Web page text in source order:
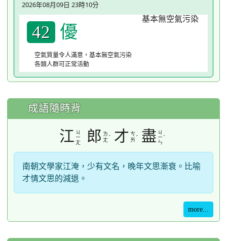
2026年08月09日 23時10分
42 優
空氣質量令人滿意，基本無空氣污染
各類人群可正常活動
成語隨時背
江 ㄐ
ㄧ
ㄤ
郎 ㄌ
ㄤˊ 才 ㄘ
ㄞˊ 盡 ㄐ
ㄧ
ㄣ
ˋ
南朝文學家江淹，少有文名，晚年文思漸衰。比喻
才情文思的減退。
more...